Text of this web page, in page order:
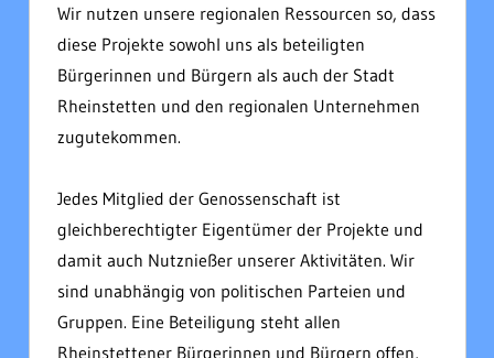
Wir nutzen unsere regionalen Ressourcen so, dass
diese Projekte sowohl uns als beteiligten
Bürgerinnen und Bürgern als auch der Stadt
Rheinstetten und den regionalen Unternehmen
zugutekommen.
Jedes Mitglied der Genossenschaft ist
gleichberechtigter Eigentümer der Projekte und
damit auch Nutznießer unserer Aktivitäten. Wir
sind unabhängig von politischen Parteien und
Gruppen. Eine Beteiligung steht allen
Rheinstettener Bürgerinnen und Bürgern offen,